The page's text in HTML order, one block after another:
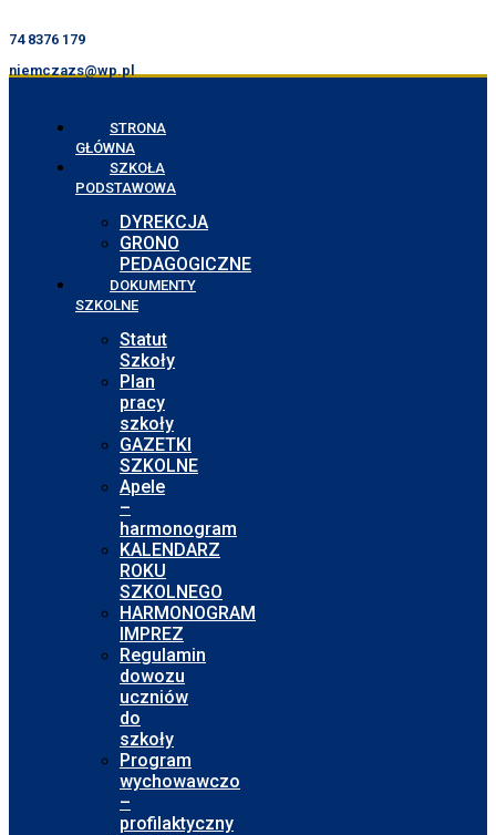
74 8376 179
niemczazs@wp.pl
STRONA
GŁÓWNA
SZKOŁA
PODSTAWOWA
DYREKCJA
GRONO
PEDAGOGICZNE
DOKUMENTY
SZKOLNE
Statut
Szkoły
Plan
pracy
szkoły
GAZETKI
SZKOLNE
Apele
–
harmonogram
KALENDARZ
ROKU
SZKOLNEGO
HARMONOGRAM
IMPREZ
Regulamin
dowozu
uczniów
do
szkoły
Program
wychowawczo
–
profilaktyczny